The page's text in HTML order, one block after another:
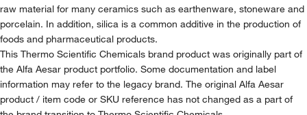
raw material for many ceramics such as earthenware, stoneware and
porcelain. In addition, silica is a common additive in the production of
foods and pharmaceutical products.
This Thermo Scientific Chemicals brand product was originally part of
the Alfa Aesar product portfolio. Some documentation and label
information may refer to the legacy brand. The original Alfa Aesar
product / item code or SKU reference has not changed as a part of